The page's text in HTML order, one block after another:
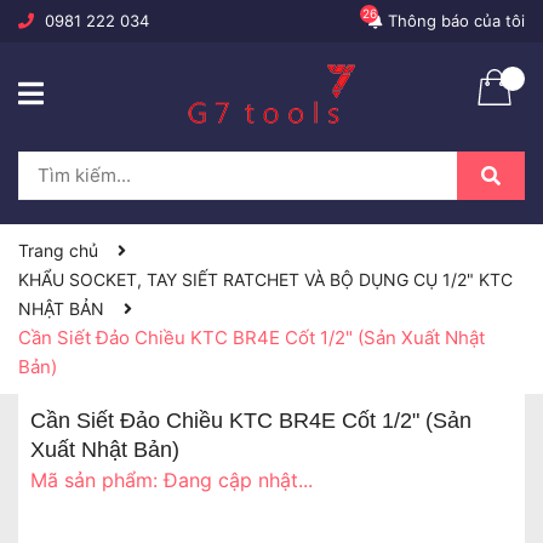
0981 222 034 Thông báo của tôi
26
Trang chủ
KHẨU SOCKET, TAY SIẾT RATCHET VÀ BỘ DỤNG CỤ 1/2" KTC
NHẬT BẢN
Cần Siết Đảo Chiều KTC BR4E Cốt 1/2" (Sản Xuất Nhật
Bản)
Cần Siết Đảo Chiều KTC BR4E Cốt 1/2" (Sản
Xuất Nhật Bản)
Mã sản phẩm: Đang cập nhật...